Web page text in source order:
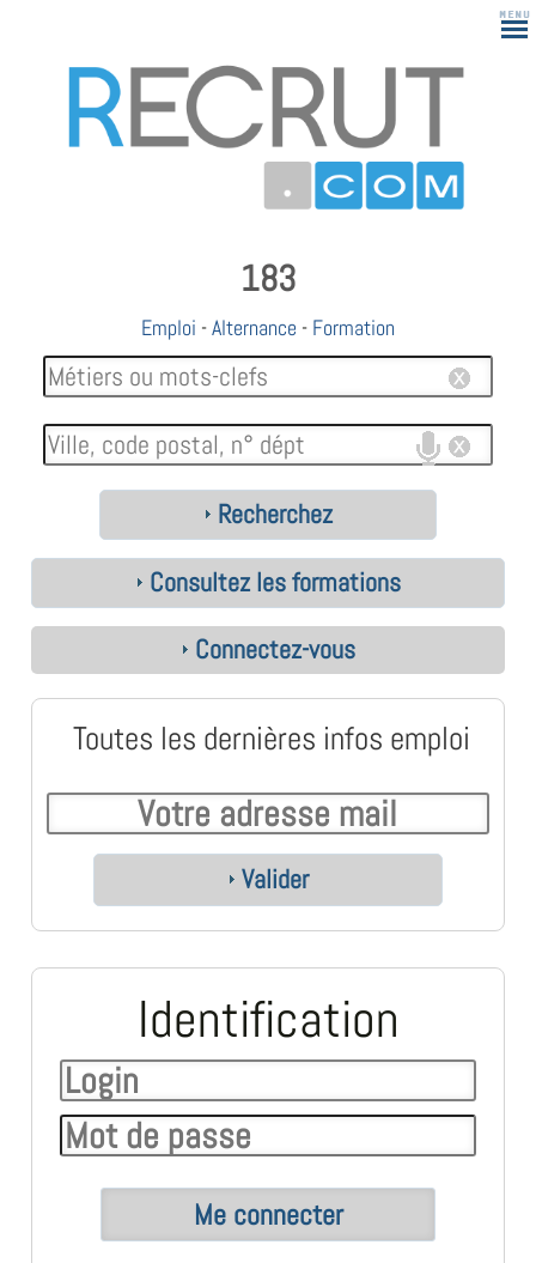
183
Emploi -Alternance - Formation
Recherchez
Consultez les formations
Connectez-vous
Toutes les dernières infos emploi
Valider
Identification